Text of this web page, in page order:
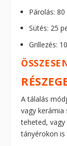
Párolás:
Sütés: 25
Grillezés:
A tálalás
vagy kerámia
teheted,
tányérokon is